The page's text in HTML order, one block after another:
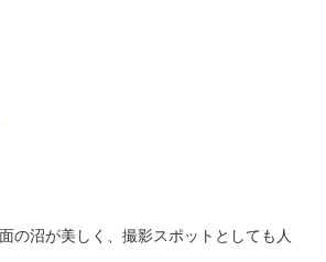
の沼が美しく、撮影スポットとしても人